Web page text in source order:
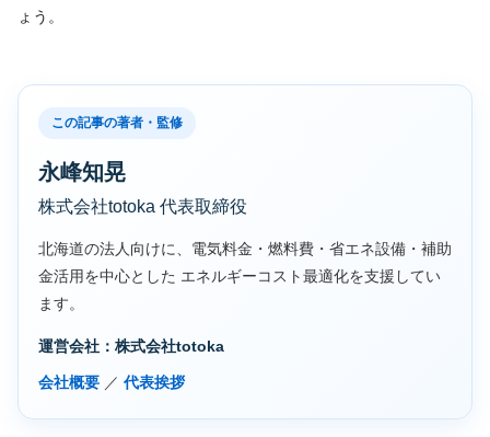
ょう。
この記事の著者・監修
永峰知晃
株式会社totoka 代表取締役
北海道の法人向けに、電気料金・燃料費・省エネ設備・補助
金活用を中心とした エネルギーコスト最適化を支援してい
ます。
運営会社：株式会社totoka
会社概要 ／ 代表挨拶